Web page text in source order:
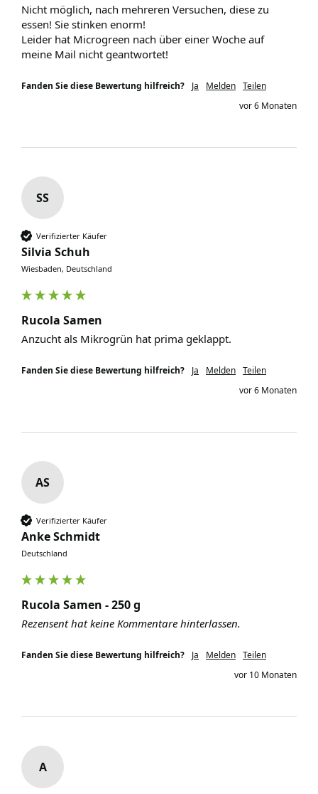
Nicht möglich, nach mehreren Versuchen, diese zu
essen! Sie stinken enorm!
Leider hat Microgreen nach über einer Woche auf
meine Mail nicht geantwortet!
Fanden Sie diese Bewertung hilfreich? Ja Melden Teilen
vor 6 Monaten
SS
Verifizierter Käufer
Silvia Schuh
Wiesbaden, Deutschland
Rucola Samen
Anzucht als Mikrogrün hat prima geklappt.
Fanden Sie diese Bewertung hilfreich? Ja Melden Teilen
vor 6 Monaten
AS
Verifizierter Käufer
Anke Schmidt
Deutschland
Rucola Samen - 250 g
Rezensent hat keine Kommentare hinterlassen.
Fanden Sie diese Bewertung hilfreich? Ja Melden Teilen
vor 10 Monaten
A